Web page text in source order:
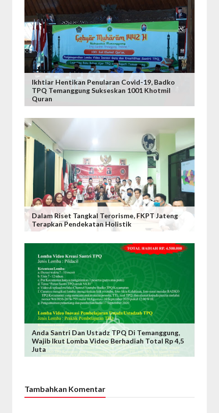
Ikhtiar Hentikan Penularan Covid-19, Badko
TPQ Temanggung Sukseskan 1001 Khotmil
Quran
Dalam Riset Tangkal Terorisme, FKPT Jateng
Terapkan Pendekatan Holistik
Anda Santri Dan Ustadz TPQ Di Temanggung,
Wajib Ikut Lomba Video Berhadiah Total Rp 4,5
Juta
Tambahkan Komentar